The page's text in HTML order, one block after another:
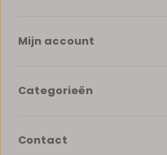
Mijn account
Categorieën
Contact